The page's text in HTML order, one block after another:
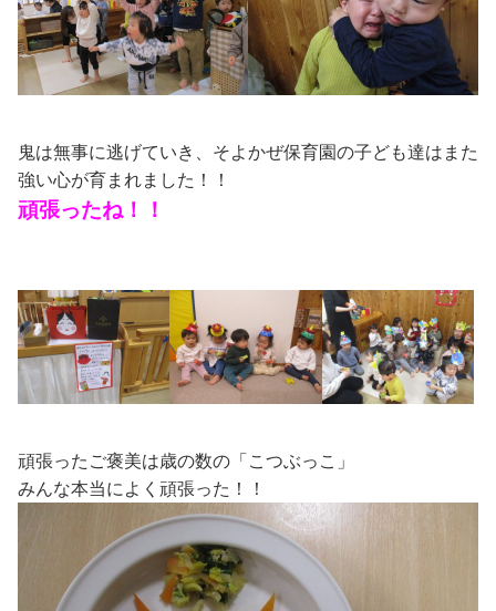
鬼は無事に逃げていき、そよかぜ保育園の子ども達はまた
強い心が育まれました！！
頑張ったね！！
頑張ったご褒美は歳の数の「こつぶっこ」
みんな本当によく頑張った！！